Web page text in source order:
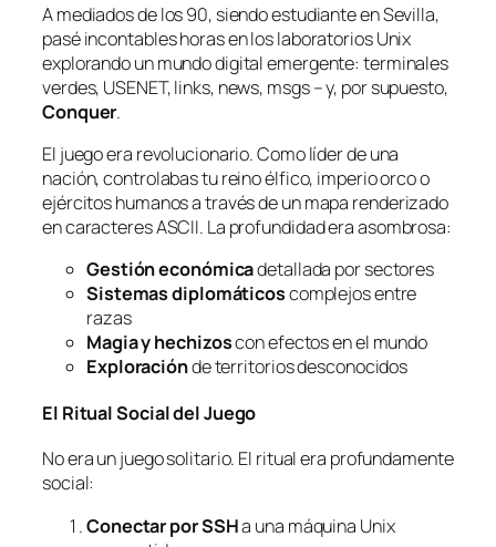
A mediados de los 90, siendo estudiante en Sevilla,
pasé incontables horas en los laboratorios Unix
explorando un mundo digital emergente: terminales
verdes, USENET, links, news, msgs – y, por supuesto,
Conquer.
El juego era revolucionario. Como líder de una
nación, controlabas tu reino élfico, imperio orco o
ejércitos humanos a través de un mapa renderizado
en caracteres ASCII. La profundidad era asombrosa:
Gestión económicadetallada por sectores
Sistemas diplomáticoscomplejos entre
razas
Magia y hechizoscon efectos en el mundo
Exploraciónde territorios desconocidos
El Ritual Social del Juego
No era un juego solitario. El ritual era profundamente
social:
Conectar por SSHa una máquina Unix